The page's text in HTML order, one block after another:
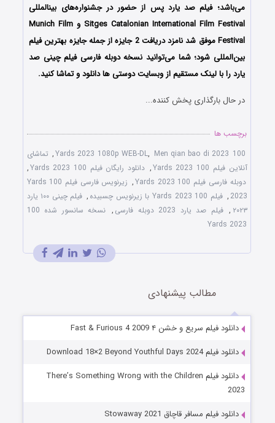
می‌باشد؛ فیلم صد یارد پس از حضور در جشنواره‌های بین‎المللی
Sitges Catalonian International Film Festival و Munich Film
Festival موفق شد نامزد دریافت 2 جایزه از جمله جایزه بهترین فیلم
بین‌المللی شود؛ شما می‌توانید نسخه دوبله فارسی فیلم چینی صد
یارد را با ‌لینک مستقیم از وبسایت دوستی ها دانلود و تماشا کنید.
در حال بارگذاری پخش کننده...
برچسب ها
100 Yards 2023 1080p WEB-DL
, Men qian bao di 2023
, تماشای
آنلاین فیلم 100 Yards 2023
, دانلود رایگان فیلم 100 Yards 2023
,
دوبله فارسی فیلم 100 Yards 2023
,
زیرنویس فارسی فیلم 100 Yards
2023
, فیلم 100 Yards 2023 با زیرنویس چسبیده ,
فیلم چینی ۱۰۰ یارد
۲۰۲۳ , فیلم صد یارد 2023 دوبله فارسی ,
نسخه سانسور شده 100
Yards 2023
مطالب پیشنهادی
دانلود فیلم سریع و خشن ۴ Fast & Furious 4 2009
دانلود فیلم Download 18×2 Beyond Youthful Days 2024
دانلود فیلم There’s Something Wrong with the Children
2023
دانلود فیلم مسافر قاچاق Stowaway 2021